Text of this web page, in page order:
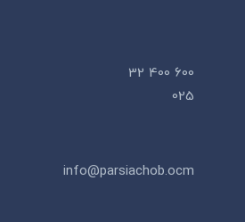
600 400 32
025
info@parsiachob.ocm